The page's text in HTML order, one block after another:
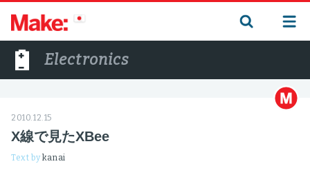
Electronics
2010.12.15
X線で見たXBee
Text bykanai